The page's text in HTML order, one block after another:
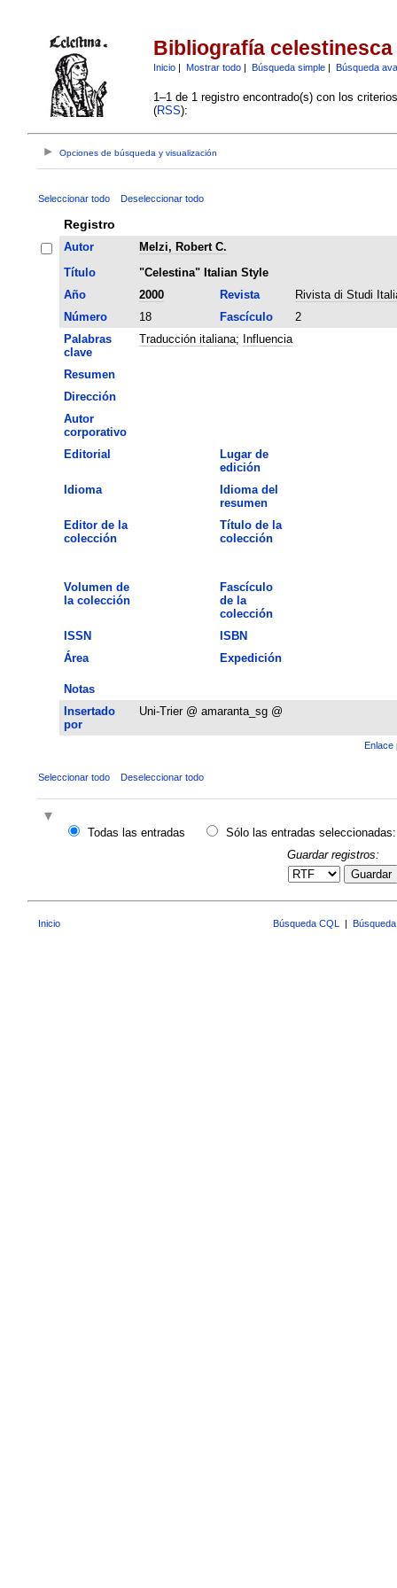
Bibliografía celestinesca
Inicio| Mostrar todo| Búsqueda simple| Búsqueda
1–1 de 1 registro encontrado(s) con los
(RSS):
Opciones de búsqueda y visualización
Seleccionar todo Deseleccionar todo
Registro
Autor
Melzi, Robert C.
Título
"Celestina" Italian Style
Año
2000 Revista
Rivista di Studi
Número
18 Fascículo
2
Palabras
clave
Traducción italiana; Influencia
Resumen
Dirección
Autor
corporativo
Editorial
Lugar de
edición
Idioma
Idioma del
resumen
Editor de la
colección
Título de la
colección
Volumen de
la colección
Fascículo
de la
colección
ISSN
ISBN
Área
Expedición
Notas
Insertado
por
Uni-Trier @ amaranta_sg @
Enlace
Seleccionar todo Deseleccionar todo
Todas las entradas
Sólo las entradas seleccionadas:
Guardar registros:
Guardar
Inicio Búsqueda CQL